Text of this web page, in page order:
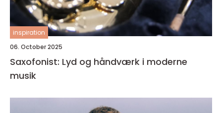
inspiration
06. October 2025
Saxofonist: Lyd og håndværk i moderne
musik